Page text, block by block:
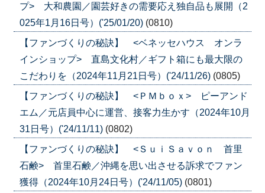
プ> 大和農園／園芸好きの需要応え独自品も展開（2
025年1月16日号）('25/01/20) (0810)
【ファンづくりの秘訣】 <ベネッセハウス オンラ
インショップ> 直島文化村／ギフト箱にも最大限の
こだわりを（2024年11月21日号）('24/11/26) (0805)
【ファンづくりの秘訣】 <ＰＭｂｏｘ> ピーアンド
エム／元店員中心に運営、接客力生かす（2024年10月
31日号）('24/11/11) (0802)
【ファンづくりの秘訣】 <ＳｕｉＳａｖｏｎ 首里
石鹸> 首里石鹸／沖縄を思い出させる訴求でファン
獲得（2024年10月24日号）('24/11/05) (0801)